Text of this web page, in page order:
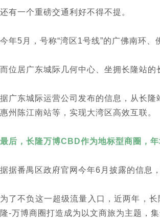
还有一个重磅交通利好不得不提。
今年5月，号称“湾区1号线”的广佛南环
而位居广东城际几何中心、坐拥长隆站
据广东城际运营公司发布的信息，从长隆
惠州陈江南站等，实现大湾区高效互联。
最后，长隆万博CBD作为地标型商圈 ，
据据番禺区政府官网今年6月披露的信息
为了不负这一超级流量入口，近两年，
隆-万博商圈打造成为以文商旅为主题，